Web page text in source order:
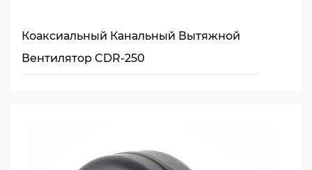
Коаксиальный Канальный Вытяжной
Вентилятор CDR-250